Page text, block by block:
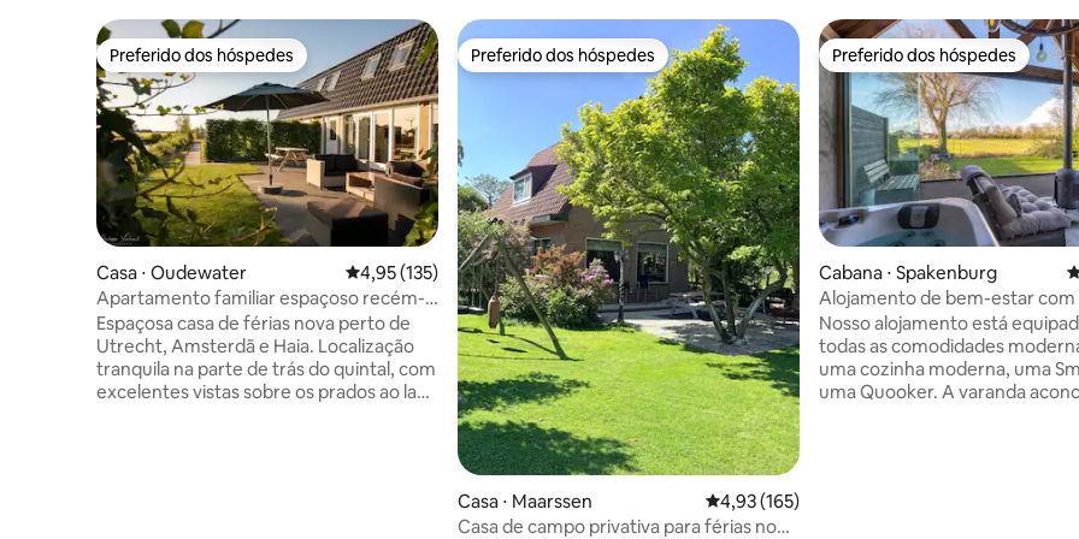
Preferido dos hóspedes
Preferido dos hóspedes
Casa ⋅ Oudewater 4,95 de uma avaliação média de 5, 135 avaliações
4,95 (135)
Apartamento familiar espaçoso recém-
construído perto de Utrecht
Espaçosa casa de férias nova perto de
Utrecht, Amsterdã e Haia. Localização
tranquila na parte de trás do quintal, com
excelentes vistas sobre os prados ao lado
Preferido dos hóspedes
Preferido dos hóspedes
Casa ⋅ Maarssen 4,93 de uma avaliação média de 5, 165
4,93 (165)
Casa de campo privativa para férias no
Preferido dos hóspedes
Preferido dos hóspedes
Cabana ⋅ Spakenburg
Alojamento de bem-estar com
privativa e jacuzzi
Nosso alojamento está
todas as comodidades
uma cozinha moderna, uma
uma Quooker. A varanda